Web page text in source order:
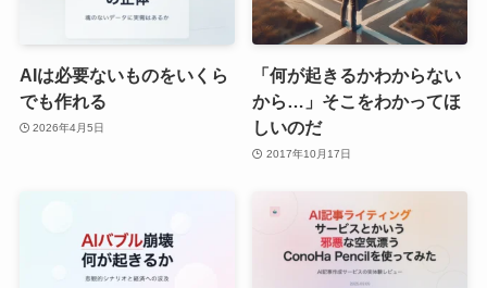
AIは必要ないものをいくら
でも作れる
2026年4月5日
「何が起きるかわからない
から…」そこをわかってほ
しいのだ
2017年10月17日